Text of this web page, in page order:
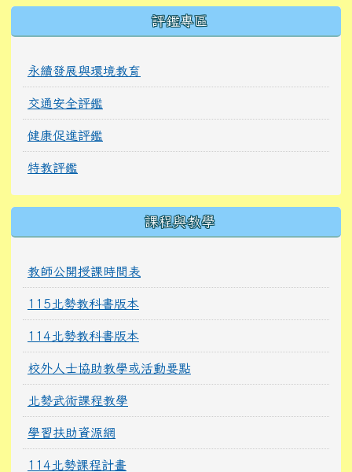
評鑑專區
永續發展與環境教育
交通安全評鑑
健康促進評鑑
特教評鑑
課程與教學
教師公開授課時間表
115北勢教科書版本
114北勢教科書版本
校外人士協助教學或活動要點
北勢武術課程教學
學習扶助資源網
114北勢課程計畫